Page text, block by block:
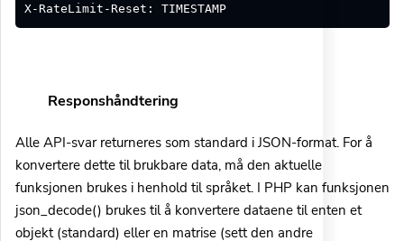
X-RateLimit-Reset: TIMESTAMP
Responshåndtering
Alle API-svar returneres som standard i JSON-format. For å
konvertere dette til brukbare data, må den aktuelle
funksjonen brukes i henhold til språket. I PHP kan funksjonen
json_decode() brukes til å konvertere dataene til enten et
objekt (standard) eller en matrise (sett den andre